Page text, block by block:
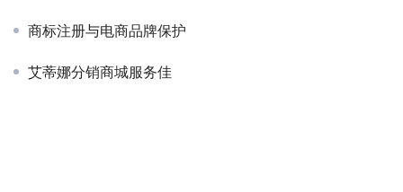
商标注册与电商品牌保护
艾蒂娜分销商城服务佳